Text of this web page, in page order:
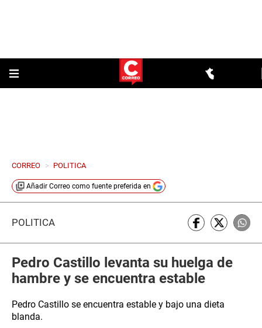
CORREO > POLITICA
Añadir Correo como fuente preferida en
POLÍTICA
Pedro Castillo levanta su huelga de
hambre y se encuentra estable
Pedro Castillo se encuentra estable y bajo una dieta
blanda.